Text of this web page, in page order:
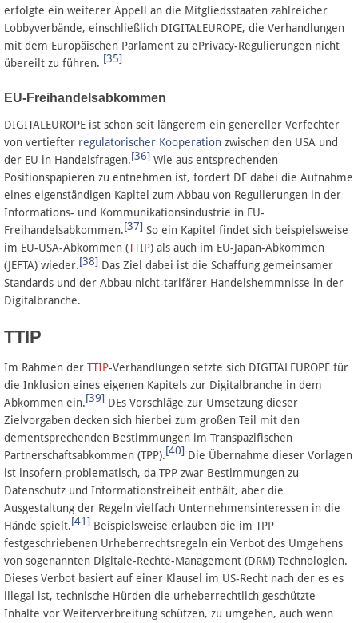
erfolgte ein weiterer Appell an die Mitgliedsstaaten zahlreicher
Lobbyverbände, einschließlich DIGITALEUROPE, die Verhandlungen
mit dem Europäischen Parlament zu ePrivacy-Regulierungen nicht
übereilt zu führen. [35]
EU-Freihandelsabkommen
DIGITALEUROPE ist schon seit längerem ein genereller Verfechter
von vertiefter regulatorischer Kooperation zwischen den USA und
der EU in Handelsfragen.[36] Wie aus entsprechenden
Positionspapieren zu entnehmen ist, fordert DE dabei die Aufnahme
eines eigenständigen Kapitel zum Abbau von Regulierungen in der
Informations- und Kommunikationsindustrie in EU-
Freihandelsabkommen.[37] So ein Kapitel findet sich beispielsweise
im EU-USA-Abkommen (TTIP) als auch im EU-Japan-Abkommen
(JEFTA) wieder.[38] Das Ziel dabei ist die Schaffung gemeinsamer
Standards und der Abbau nicht-tarifärer Handelshemmnisse in der
Digitalbranche.
TTIP
Im Rahmen der TTIP-Verhandlungen setzte sich DIGITALEUROPE für
die Inklusion eines eigenen Kapitels zur Digitalbranche in dem
Abkommen ein.[39] DEs Vorschläge zur Umsetzung dieser
Zielvorgaben decken sich hierbei zum großen Teil mit den
dementsprechenden Bestimmungen im Transpazifischen
Partnerschaftsabkommen (TPP).[40] Die Übernahme dieser Vorlagen
ist insofern problematisch, da TPP zwar Bestimmungen zu
Datenschutz und Informationsfreiheit enthält, aber die
Ausgestaltung der Regeln vielfach Unternehmensinteressen in die
Hände spielt.[41] Beispielsweise erlauben die im TPP
festgeschriebenen Urheberrechtsregeln ein Verbot des Umgehens
von sogenannten Digitale-Rechte-Management (DRM) Technologien.
Dieses Verbot basiert auf einer Klausel im US-Recht nach der es es
illegal ist, technische Hürden die urheberrechtlich geschützte
Inhalte vor Weiterverbreitung schützen, zu umgehen, auch wenn